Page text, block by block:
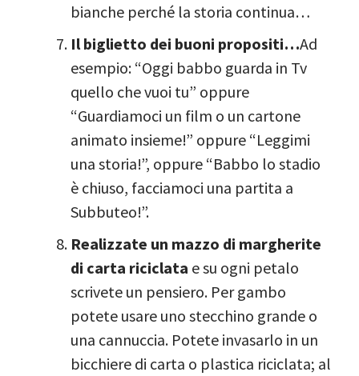
bianche perché la storia continua…
Il biglietto dei buoni propositi…Ad
esempio: “Oggi babbo guarda in Tv
quello che vuoi tu” oppure
“Guardiamoci un film o un cartone
animato insieme!” oppure “Leggimi
una storia!”, oppure “Babbo lo stadio
è chiuso, facciamoci una partita a
Subbuteo!”.
Realizzate un mazzo di margherite
di carta riciclata e su ogni petalo
scrivete un pensiero. Per gambo
potete usare uno stecchino grande o
una cannuccia. Potete invasarlo in un
bicchiere di carta o plastica riciclata; al